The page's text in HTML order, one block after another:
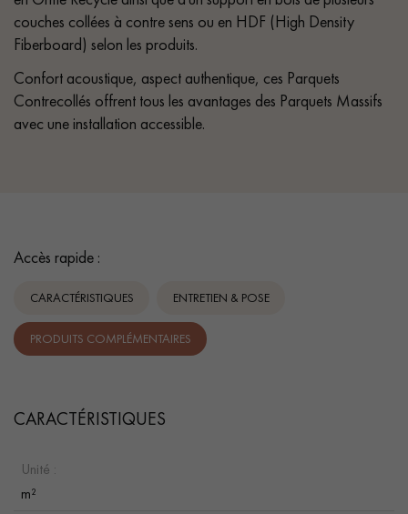
couches collées à contre sens ou en HDF (High Density
Fiberboard) selon les produits.
Confort acoustique, aspect authentique, ces Parquets
Contrecollés offrent tous les avantages des Parquets Massifs
avec une installation accessible.
Accès rapide :
CARACTÉRISTIQUES ENTRETIEN & POSE
PRODUITS COMPLÉMENTAIRES
CARACTÉRISTIQUES
Unité :
m²